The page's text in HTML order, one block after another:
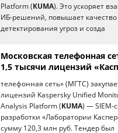
Platform (KUMA). Это ускоряет
ИБ-решений, повышает качество
детектирования угроз и созда
Московская телефонная
1,5 тысячи лицензий
телефонная сеть» (МГТС)
лицензий Kaspersky Unified
Analysis Platform (KUMA) — SIEM-
разработки «Лаборатории
сумму 120,3 млн руб. Тендер был